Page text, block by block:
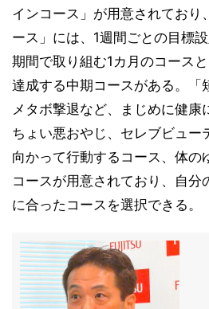
インコース」が用意されており
ース」には、1週間ごとの目標
期間で取り組む1カ月のコース
達成する中期コースがある。「
メタボ撃退など、まじめに健康
ちょい悪おやじ、セレブビュー
向かって行動するコース、体の
コースが用意されており、自分
に合ったコースを選択できる。